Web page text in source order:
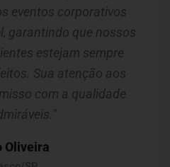
eventos corporativos
garantindo que nossos
estejam sempre
Sua atenção aos
com a qualidade
Oliveira